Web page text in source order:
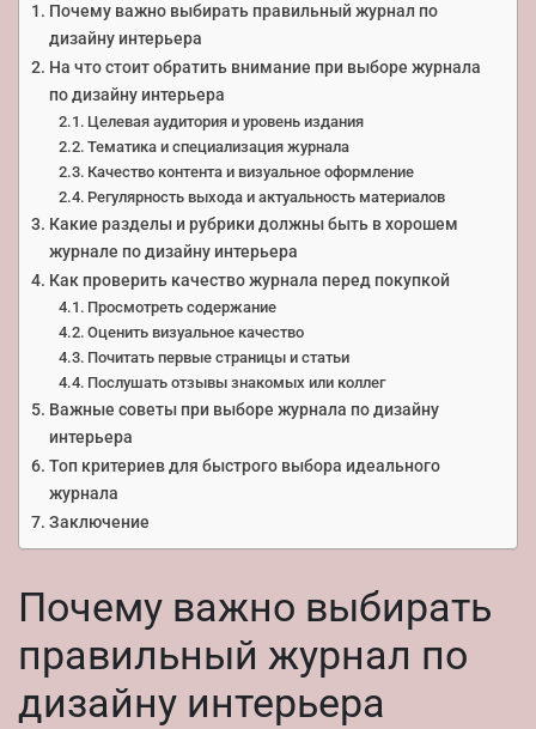
Почему важно выбирать правильный журнал по
дизайну интерьера
На что стоит обратить внимание при выборе журнала
по дизайну интерьера
Целевая аудитория и уровень издания
Тематика и специализация журнала
Качество контента и визуальное оформление
Регулярность выхода и актуальность материалов
Какие разделы и рубрики должны быть в хорошем
журнале по дизайну интерьера
Как проверить качество журнала перед покупкой
Просмотреть содержание
Оценить визуальное качество
Почитать первые страницы и статьи
Послушать отзывы знакомых или коллег
Важные советы при выборе журнала по дизайну
интерьера
Топ критериев для быстрого выбора идеального
журнала
Заключение
Почему важно выбирать
правильный журнал по
дизайну интерьера